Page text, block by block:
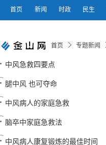
首页 新闻 时政 民生
首页 专题新闻
中风急救四要点
腿中风 也可夺命
中风病人的家庭急救
脑卒中家庭急救法
中风病人康复锻炼的最佳时间